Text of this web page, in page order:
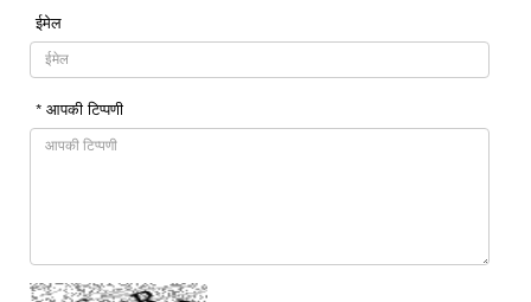
ईमेल
* आपकी टिप्पणी